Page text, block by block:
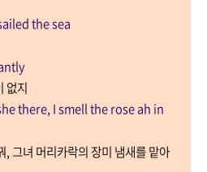
the sea
없지
there, I smell the rose ah in
,그녀 머리카락의 장미 냄새를 맡아